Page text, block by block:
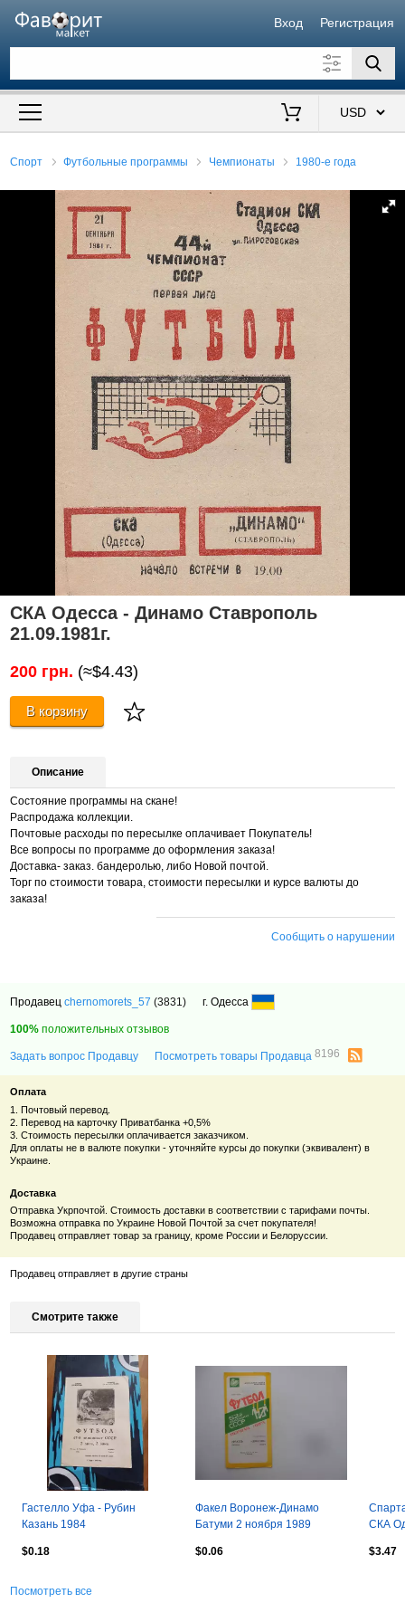
Вход Регистрация
Искать также в описании
Спорт Футбольные программы Чемпионаты 1980-е года
СКА Одесса - Динамо Ставрополь
21.09.1981г.
200 грн. (≈$4.43)
В корзину
Описание
Состояние программы на скане!
Распродажа коллекции.
Почтовые расходы по пересылке оплачивает Покупатель!
Все вопросы по программе до оформления заказа!
Доставка- заказ. бандеролью, либо Новой почтой.
Торг по стоимости товара, стоимости пересылки и курсе валюты до
заказа!
Сообщить о нарушении
Продавецchernomorets_57 (3831) г. Одесса
100% положительных отзывов
Задать вопрос Продавцу Посмотреть товары Продавца8196
Оплата
1. Почтовый перевод.
2. Перевод на карточку Приватбанка +0,5%
3. Стоимость пересылки оплачивается заказчиком.
Для оплаты не в валюте покупки - уточняйте курсы до покупки (эквивалент) в
Украине.
Доставка
Отправка Укрпочтой. Стоимость доставки в соответствии с тарифами почты.
Возможна отправка по Украине Новой Почтой за счет покупателя!
Продавец отправляет товар за границу, кроме России и Белоруссии.
Продавец отправляет в другие страны
Смотрите также
Гастелло Уфа - Рубин
Казань 1984
$0.18
Факел Воронеж-Динамо
Батуми 2 ноября 1989
$0.06
СКА
$3.47
Посмотреть все